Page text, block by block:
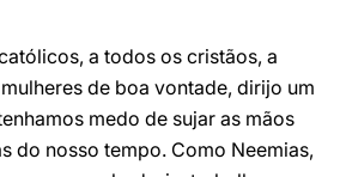
a todos os cristãos, a
de boa vontade, dirijo um
medo de sujar as mãos
do nosso tempo. Como Neemias,